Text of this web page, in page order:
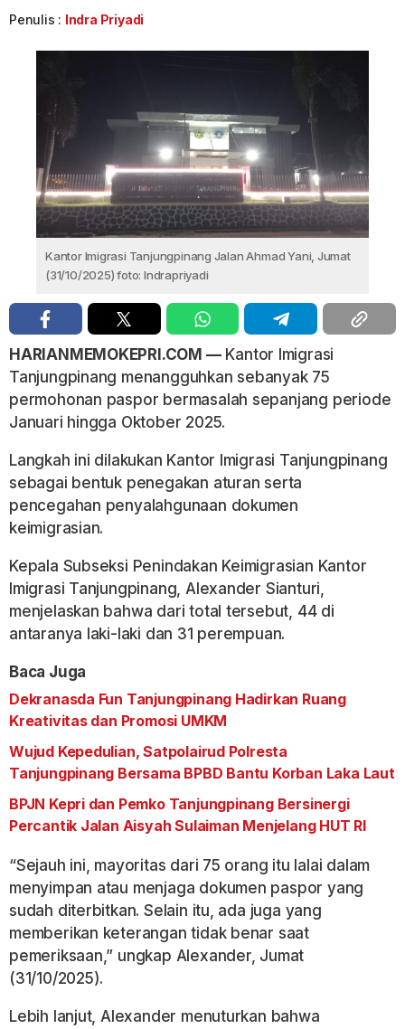
Penulis : Indra Priyadi
Kantor Imigrasi Tanjungpinang Jalan Ahmad Yani, Jumat
(31/10/2025) foto: Indrapriyadi
HARIANMEMOKEPRI.COM —Kantor Imigrasi
Tanjungpinang menangguhkan sebanyak 75
permohonan paspor bermasalah sepanjang periode
Januari hingga Oktober 2025.
Langkah ini dilakukan Kantor Imigrasi Tanjungpinang
sebagai bentuk penegakan aturan serta
pencegahan penyalahgunaan dokumen
keimigrasian.
Kepala Subseksi Penindakan Keimigrasian Kantor
Imigrasi Tanjungpinang, Alexander Sianturi,
menjelaskan bahwa dari total tersebut, 44 di
antaranya laki-laki dan 31 perempuan.
Baca Juga
Dekranasda Fun Tanjungpinang Hadirkan Ruang
Kreativitas dan Promosi UMKM
Wujud Kepedulian, Satpolairud Polresta
Tanjungpinang Bersama BPBD Bantu Korban Laka Laut
BPJN Kepri dan Pemko Tanjungpinang Bersinergi
Percantik Jalan Aisyah Sulaiman Menjelang HUT RI
“Sejauh ini, mayoritas dari 75 orang itu lalai dalam
menyimpan atau menjaga dokumen paspor yang
sudah diterbitkan. Selain itu, ada juga yang
memberikan keterangan tidak benar saat
pemeriksaan,” ungkap Alexander, Jumat
(31/10/2025).
Lebih lanjut, Alexander menuturkan bahwa